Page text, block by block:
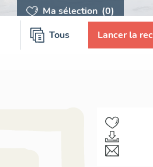
Ma sélection (0)
Tous Lancer la